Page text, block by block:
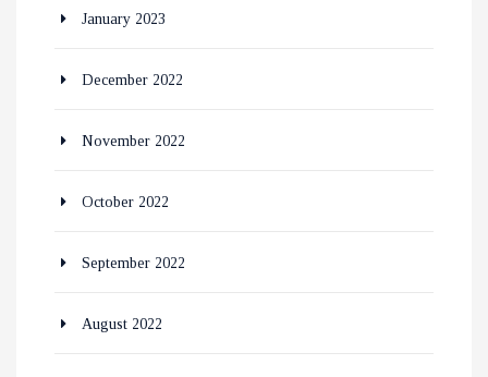
January 2023
December 2022
November 2022
October 2022
September 2022
August 2022